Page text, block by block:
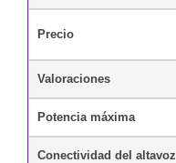
Precio
Valoraciones
Potencia máxima
Conectividad del altavoz